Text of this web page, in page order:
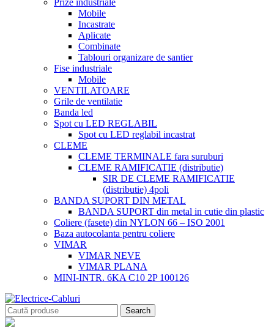
Prize industriale
Mobile
Incastrate
Aplicate
Combinate
Tablouri organizare de santier
Fise industriale
Mobile
VENTILATOARE
Grile de ventilatie
Banda led
Spot cu LED REGLABIL
Spot cu LED reglabil incastrat
CLEME
CLEME TERMINALE fara suruburi
CLEME RAMIFICATIE (distributie)
SIR DE CLEME RAMIFICATIE
(distributie) 4poli
BANDA SUPORT DIN METAL
BANDA SUPORT din metal in cutie din plastic
Coliere (fasete) din NYLON 66 – ISO 2001
Baza autocolanta pentru coliere
VIMAR
VIMAR NEVE
VIMAR PLANA
MINI-INTR. 6KA C10 2P 100126
Search